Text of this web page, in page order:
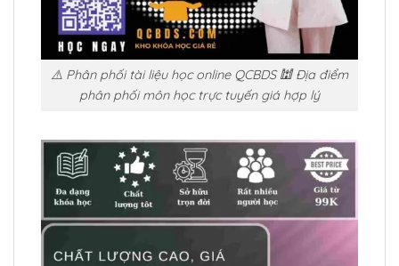
⚠️ Phân phối tài liệu học online QCBDS 🕍 Địa điểm
phân phối môn học trực tuyến giá hợp lý